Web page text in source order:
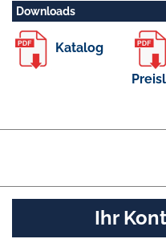
Downloads
Katalog
Ihr